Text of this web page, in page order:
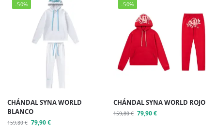
-50%
CHÁNDAL SYNA WORLD
BLANCO
159,80€ 79,90€
-50%
CHÁNDAL SYNA WORLD ROJO
159,80€ 79,90€